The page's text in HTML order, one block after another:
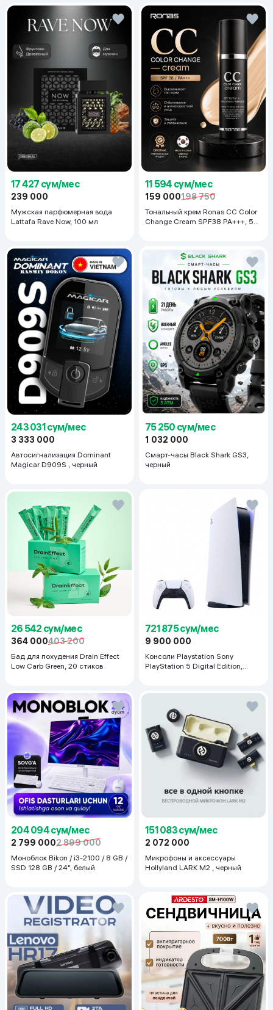
17 427 сум/мес
239 000
Мужская парфюмерная вода
Lattafa Rave Now, 100 мл
11 594 сум/мес
159 000198 750
Тональный крем Ronas CC Color
Change Cream SPF38 PA+++, 50
243 031 сум/мес
3 333 000
Автосигнализация Dominant
Magicar D909S , черный
75 250 сум/мес
1 032 000
Смарт-часы Black Shark GS3,
черный
26 542 сум/мес
364 000403 200
Бад для похудения Drain Effect
Low Carb Green, 20 стиков
721 875 сум/мес
9 900 000
Консоли Playstation Sony
PlayStation 5 Digital Edition,
204 094 сум/мес
2 799 0002 899 000
Моноблок Bikon / i3-2100 / 8 GB /
SSD 128 GB / 24", белый
151 083 сум/мес
2 072 000
Микрофоны и аксессуары
Hollyland LARK M2 , черный